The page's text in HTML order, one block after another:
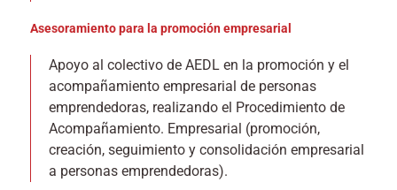
Asesoramiento para la promoción empresarial
Apoyo al colectivo de AEDL en la promoción y el
acompañamiento empresarial de personas
emprendedoras, realizando el Procedimiento de
Acompañamiento. Empresarial (promoción,
creación, seguimiento y consolidación empresarial
a personas emprendedoras).